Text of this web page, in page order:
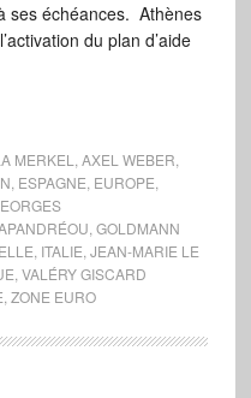
ses échéances. Athènes
du plan d’aide
MERKEL AXEL WEBER
ESPAGNE EUROPE
GOLDMANN
ITALIE JEAN-MARIE LE
VALÉRY GISCARD
ZONE EURO